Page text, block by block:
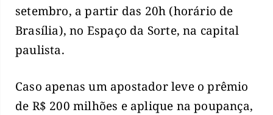
setembro, a partir das 20h (horário de
Brasília), no Espaço da Sorte, na capital
paulista.
Caso apenas um apostador leve o prêmio
de R$ 200 milhões e aplique na poupança,